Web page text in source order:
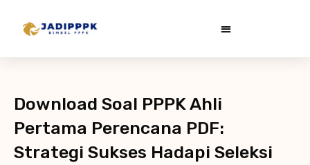
Download Soal PPPK Ahli
Pertama Perencana PDF:
Strategi Sukses Hadapi Seleksi